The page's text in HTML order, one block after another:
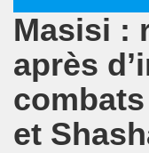
Masisi :
après
et